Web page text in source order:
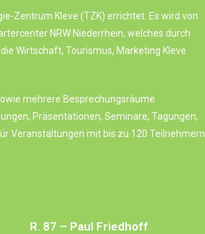
Zentrum Kleve (TZK) errichtet. Es wird von
NRW Niederrhein, welches durch
Wirtschaft, Tourismus, Marketing Kleve
mehrere Besprechungsräume
Präsentationen, Seminare, Tagungen,
Veranstaltungen mit bis zu 120 Teilnehmern
R. 87 – Paul Friedhoff